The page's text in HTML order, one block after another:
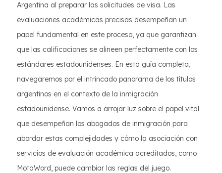
Argentina al preparar las solicitudes de visa. Las
evaluaciones académicas precisas desempeñan un
papel fundamental en este proceso, ya que garantizan
que las calificaciones se alineen perfectamente con los
estándares estadounidenses. En esta guía completa,
navegaremos por el intrincado panorama de los títulos
argentinos en el contexto de la inmigración
estadounidense. Vamos a arrojar luz sobre el papel vital
que desempeñan los abogados de inmigración para
abordar estas complejidades y cómo la asociación con
servicios de evaluación académica acreditados, como
MotaWord, puede cambiar las reglas del juego.